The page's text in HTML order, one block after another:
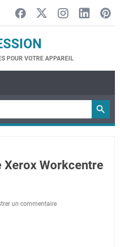
POUR VOTRE APPAREIL
Workcentre
un commentaire